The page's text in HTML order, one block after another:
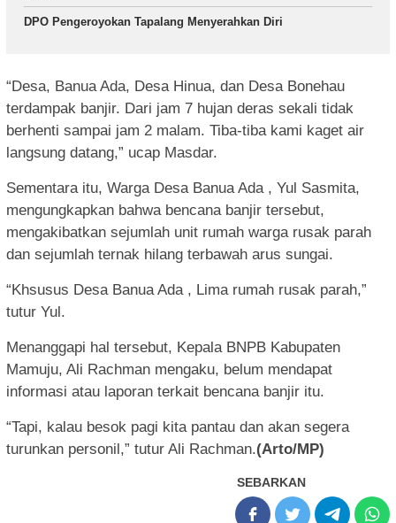
DPO Pengeroyokan Tapalang Menyerahkan Diri
“Desa, Banua Ada, Desa Hinua, dan Desa Bonehau
terdampak banjir. Dari jam 7 hujan deras sekali tidak
berhenti sampai jam 2 malam. Tiba-tiba kami kaget air
langsung datang,” ucap Masdar.
Sementara itu, Warga Desa Banua Ada , Yul Sasmita,
mengungkapkan bahwa bencana banjir tersebut,
mengakibatkan sejumlah unit rumah warga rusak parah
dan sejumlah ternak hilang terbawah arus sungai.
“Khsusus Desa Banua Ada , Lima rumah rusak parah,”
tutur Yul.
Menanggapi hal tersebut, Kepala BNPB Kabupaten
Mamuju, Ali Rachman mengaku, belum mendapat
informasi atau laporan terkait bencana banjir itu.
“Tapi, kalau besok pagi kita pantau dan akan segera
turunkan personil,” tutur Ali Rachman.(Arto/MP)
SEBARKAN